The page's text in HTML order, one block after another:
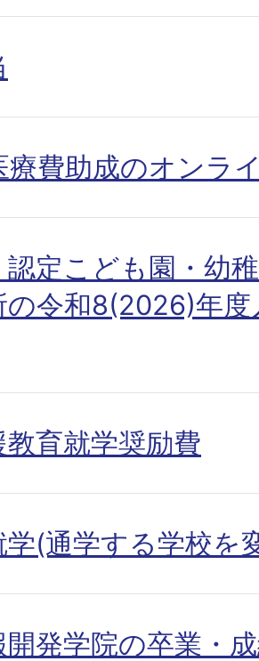
療費助成のオンラ
認定こども園・幼
の令和8(2026)年度
育就学奨励費
学(通学する学校を
発学院の卒業・